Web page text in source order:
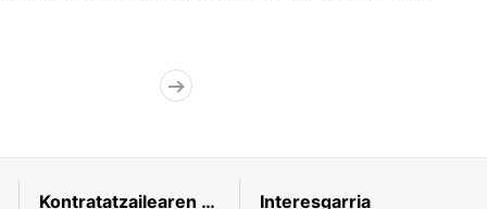
Kontratatzailearen profila Interesgarria